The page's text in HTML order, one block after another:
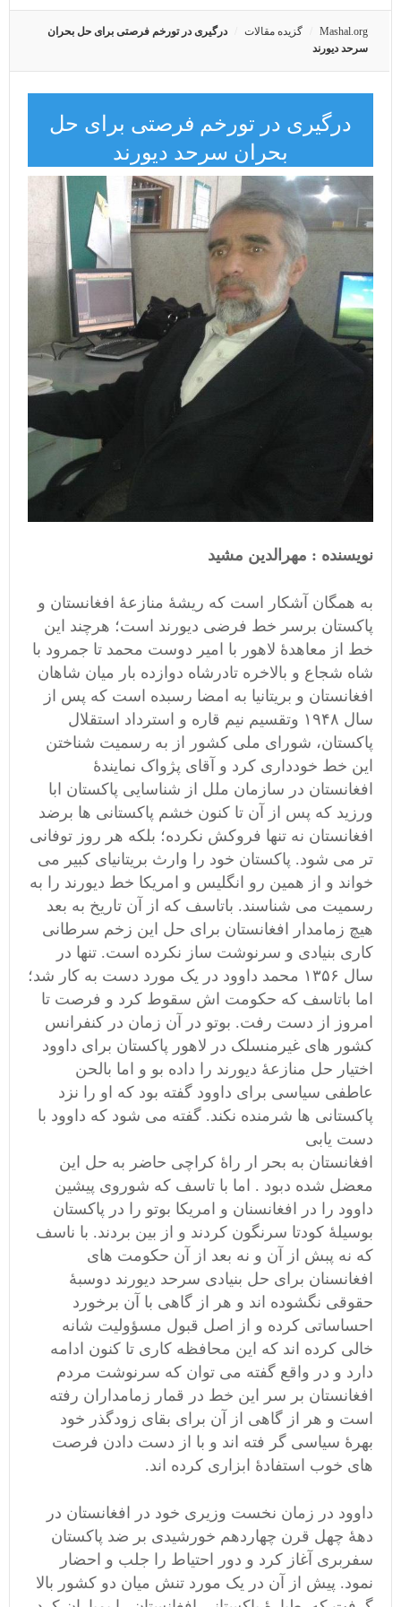
Mashal.org گزیده مقالات
درگیری در تورخم فرصتی برای حل بحران
سرحد دیورند
درگیری در تورخم فرصتی برای حل
بحران سرحد دیورند
نویسنده : مهرالدین مشید
به همگان آشکار است که ریشۀ منازعۀ افغانستان و
پاکستان برسر خط فرضی دیورند است؛ هرچند این
خط از معاهدۀ لاهور با امیر دوست محمد تا جمرود با
شاه شجاع و بالاخره تادرشاه دوازده بار میان شاهان
افغانستان و بریتانیا به امضا رسبده است که پس از
سال ۱۹۴۸ وتقسیم نیم قاره و استرداد استقلال
پاکستان، شورای ملی کشور از به رسمیت شناختن
این خط خودداری کرد و آقای پژواک نمایندۀ
افغانستان در سازمان ملل از شناسایی پاکستان ابا
ورزید که پس از آن تا کنون خشم پاکستانی ها برضد
افغانستان نه تنها فروکش نکرده؛ بلکه هر روز توفانی
تر می شود. پاکستان خود را وارث بریتانیای کبیر می
خواند و از همین رو انگلیس و امریکا خط دیورند را به
رسمیت می شناسند. باتاسف که از آن تاریخ به بعد
هیچ زمامدار افغانستان برای حل این زخم سرطانی
کاری بنیادی و سرنوشت ساز نکرده است. تنها در
سال ۱۳۵۶ محمد داوود در یک مورد دست به کار شد؛
اما باتاسف که حکومت اش سقوط کرد و فرصت تا
امروز از دست رفت. بوتو در آن زمان در کنفرانس
کشور های غیرمنسلک در لاهور پاکستان برای داوود
اختیار حل منازعۀ دیورند را داده بو و اما بالحن
عاطفی سیاسی برای داوود گفته بود که او را نزد
پاکستانی ها شرمنده نکند. گفته می شود که داوود با
دست یابی
افغانستان به بحر ار راۀ کراچی حاضر به حل این
معضل شده دبود . اما با تاسف که شوروی پیشین
داوود را در افغانسنان و امریکا بوتو را در پاکستان
بوسیلۀ کودتا سرنگون کردند و از بین بردند. با ناسف
که نه پبش از آن و نه بعد از آن حکومت های
افغانسنان برای حل بنیادی سرحد دیورند دوسبۀ
حقوقی نگشوده اند و هر از گاهی با آن برخورد
احساساتی کرده و از اصل قبول مسؤولیت شانه
خالی کرده اند که این محافظه کاری تا کنون ادامه
دارد و در واقع گفته می توان که سرنوشت مردم
افغانستان بر سر این خط در قمار زمامداران رفته
است و هر از گاهی از آن برای بقای زودگذر خود
بهرۀ سیاسی گر فته اند و با از دست دادن فرصت
های خوب استفادۀ ابزاری کرده اند.
داوود در زمان نخست وزیری خود در افغانستان در
دهۀ چهل قرن چهاردهم خورشیدی بر ضد پاکستان
سفربری آغاز کرد و دور احتیاط را جلب و احضار
نمود. پیش از آن در یک مورد تنش میان دو کشور بالا